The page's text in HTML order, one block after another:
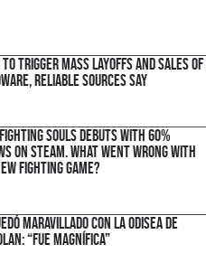
to Trigger Mass Layoffs and Sales of
Reliable Sources Say
Souls Debuts With 60%
on Steam. What Went Wrong With
Fighting Game?
maravillado con La Odisea de
“Fue magnífica”